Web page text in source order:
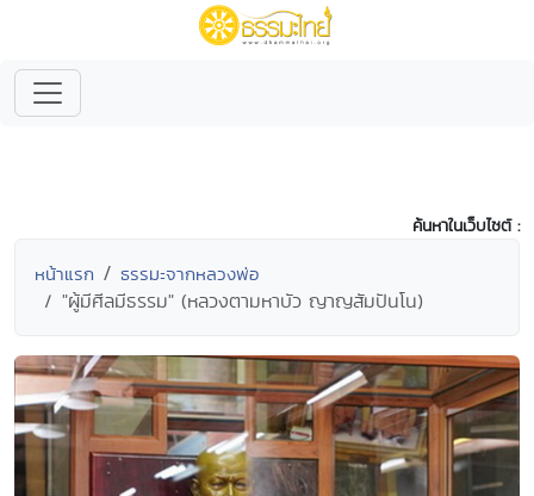
ค้นหาในเว็บไซต์ :
หน้าแรก ธรรมะจากหลวงพ่อ
"ผู้มีศีลมีธรรม" (หลวงตามหาบัว ญาญสัมปันโน)